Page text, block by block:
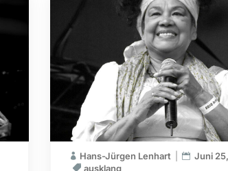
Hans-Jürgen Lenhart
Juni
ausklang